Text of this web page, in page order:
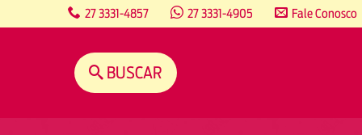
27 3331-4857 27 3331-4905 Fale Conosco
BUSCAR